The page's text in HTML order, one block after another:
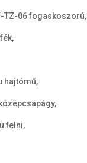
TZ-06 fogaskoszorú,
hajtómű,
felni,